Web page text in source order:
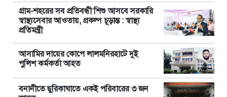
গ্রাম-শহরের সব প্রতিবন্ধী শিশু আসবে সরকারি
স্বাস্থ্যসেবার আওতায়, প্রকল্প চূড়ান্ত : স্বাস্থ্য
প্রতিমন্ত্রী
আসামির দায়ের কোপে লালমনিরহাটে দুই
পুলিশ কর্মকর্তা আহত
বনানীতে ছুরিকাঘাতে একই পরিবারের ৩ জন